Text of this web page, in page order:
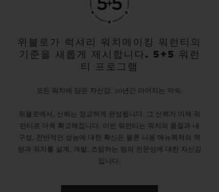
위블로가 럭셔리 워치메이킹 워런티의
기준을 새롭게 제시합니다. 5+5 워런
티 프로그램
모든 워치에 담은 자신감. 10년간 이어지는 약속.
위블로에서, 신뢰는 정교하게 완성됩니다. 그 신뢰가 이제 워
런티로 더욱 확고해집니다. 이번 워런티는 워치의 품질과 내
구성, 전반적인 성능에 대한 확신은 물론 니옹 매뉴팩처의 역
량과 워치를 설계, 개발, 조립하는 팀의 전문성에 대한 자신감
입니다.